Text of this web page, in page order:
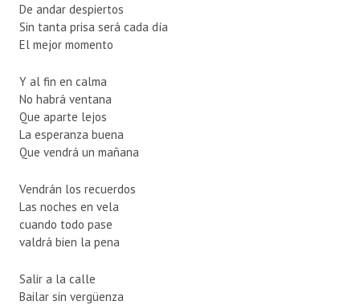
De andar despiertos
Sin tanta prisa será cada día
El mejor momento
Y al fin en calma
No habrá ventana
Que aparte lejos
La esperanza buena
Que vendrá un mañana
Vendrán los recuerdos
Las noches en vela
cuando todo pase
valdrá bien la pena
Salir a la calle
Bailar sin vergüenza